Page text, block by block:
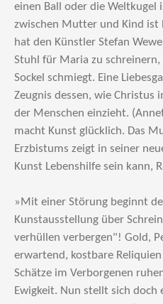
einen Ball oder die Weltkugel
zwischen Mutter und Kind ist
hat den Künstler Stefan
Stuhl für Maria zu
Sockel schmiegt. Eine
Zeugnis dessen, wie Christus
der Menschen einzieht.
macht Kunst glücklich. Das
Erzbistums zeigt in seiner
Kunst Lebenshilfe sein kann,
»Mit einer Störung beginnt
Kunstausstellung über
verhüllen verbergen"! Gold,
erwartend, kostbare
Schätze im Verborgenen
Ewigkeit. Nun stellt sich doch